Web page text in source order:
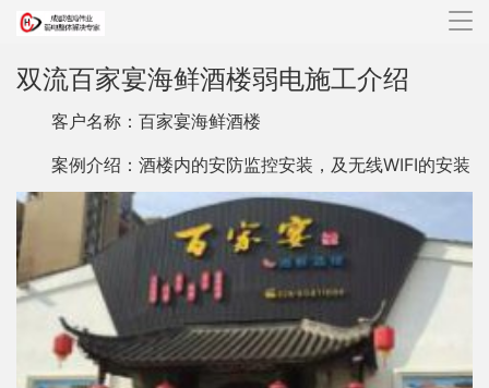
导
双流百家宴海鲜酒楼弱电施工介绍
客户名称：百家宴海鲜酒楼
案例介绍：酒楼内的安防监控安装，及无线WIFI的安装